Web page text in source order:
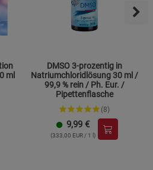
ml
DMSO 3-prozentig in
Natriumchloridlösung 30 ml /
99,9 % rein / Ph. Eur. /
Pipettenflasche
(8)
9,99 €
(333,00 EUR / 1 l)